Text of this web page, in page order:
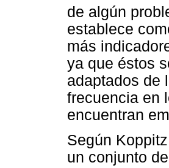
de algún
establece
más
ya que éstos
adaptados de
frecuencia en
encuentran
Según
un conjunto